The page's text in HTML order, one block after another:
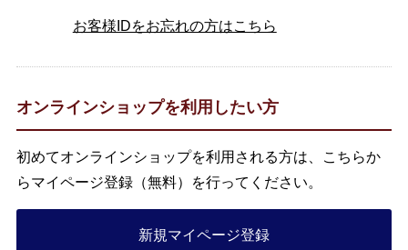
お客様IDをお忘れの方はこちら
オンラインショップを利用したい方
初めてオンラインショップを利用される方は、こちらか
らマイページ登録（無料）を行ってください。
新規マイページ登録